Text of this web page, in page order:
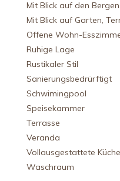
Mit Blick auf den Bergen
Mit Blick auf Garten,
Offene Wohn-
Ruhige Lage
Rustikaler Stil
Sanierungsbedrürftigt
Schwimingpool
Speisekammer
Terrasse
Veranda
Vollausgestattete Küche
Waschraum